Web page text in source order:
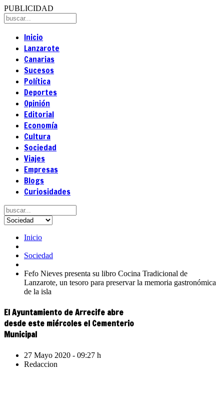
PUBLICIDAD
Inicio
Lanzarote
Canarias
Sucesos
Política
Deportes
Opinión
Editorial
Economía
Cultura
Sociedad
Viajes
Empresas
Blogs
Curiosidades
Inicio
Sociedad
Fefo Nieves presenta su libro Cocina Tradicional de
Lanzarote, un tesoro para preservar la memoria gastronómica
de la isla
El Ayuntamiento de Arrecife abre
desde este miércoles el Cementerio
Municipal
27 Mayo 2020 - 09:27 h
Redaccion